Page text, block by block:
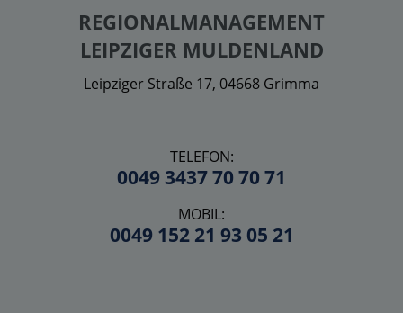
REGIONALMANAGEMENT
LEIPZIGER MULDENLAND
Leipziger Straße 17, 04668 Grimma
TELEFON:
0049 3437 70 70 71
MOBIL:
0049 152 21 93 05 21